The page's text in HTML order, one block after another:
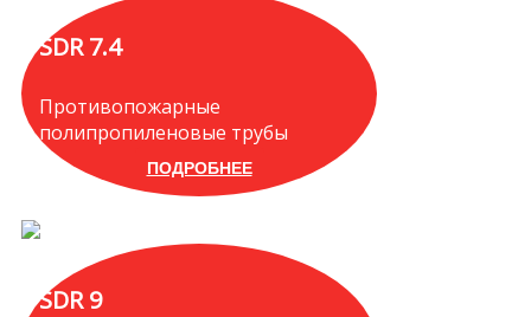
SDR 7.4
Противопожарные
полипропиленовые трубы
ПОДРОБНЕЕ
SDR 9